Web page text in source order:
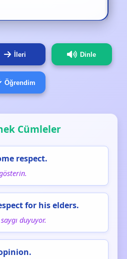
İleri Dinle
Öğrendim
Cümleler
respect.
for his elders.
duyuyor.